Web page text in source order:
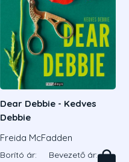
Dear Debbie - Kedves
Debbie
Freida McFadden
Borító ár: Bevezető ár: